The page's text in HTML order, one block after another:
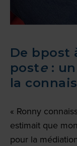
De bpost
poste :
la
« Ronny
estimait que
pour la